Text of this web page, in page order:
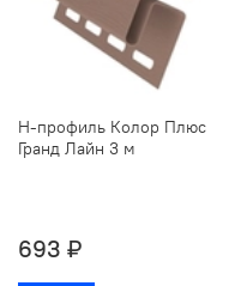
Н-профиль Колор Плюс
Гранд Лайн 3 м
693 ₽